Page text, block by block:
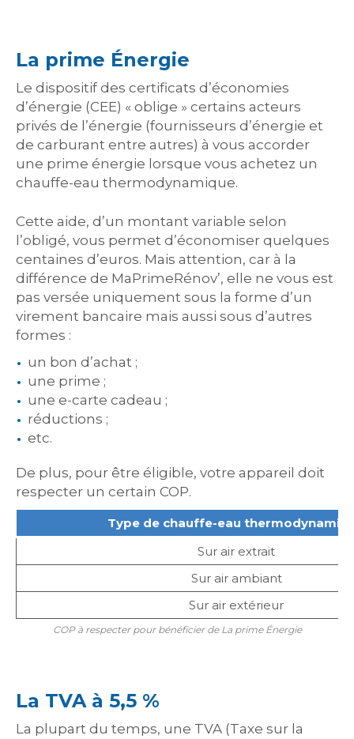
La prime Énergie
Le dispositif des certificats d’économies
d’énergie (CEE) « oblige » certains acteurs
privés de l’énergie (fournisseurs d’énergie et
de carburant entre autres) à vous accorder
une prime énergie lorsque vous achetez un
chauffe-eau thermodynamique.
Cette aide, d’un montant variable selon
l’obligé, vous permet d’économiser quelques
centaines d’euros. Mais attention, car à la
différence de MaPrimeRénov’, elle ne vous est
pas versée uniquement sous la forme d’un
virement bancaire mais aussi sous d’autres
formes :
un bon d’achat ;
une prime ;
une e-carte cadeau ;
réductions ;
etc.
De plus, pour être éligible, votre appareil doit
respecter un certain COP.
Type de chauffe-eau
Sur air extrait
Sur air ambiant
Sur air extérieur
COP à respecter pour bénéficier de La prime Énergie
La TVA à 5,5 %
La plupart du temps, une TVA (Taxe sur la